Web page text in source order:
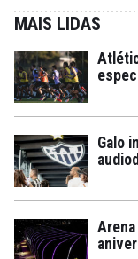
MAIS LIDAS
Galo